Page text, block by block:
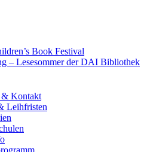
Book Festival
– Lesesommer der DAI Bibliothek
& Kontakt
Leihfristen